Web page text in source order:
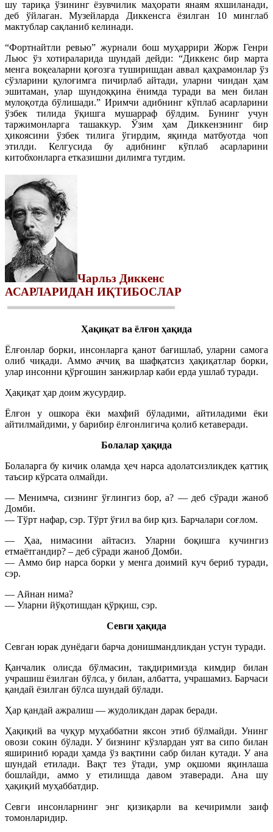
шу тариқа ўзининг ёзувчилик маҳорати янаям яхшиланади,
деб ўйлаган. Музейларда Диккенсга ёзилган 10 минглаб
мактублар сақланиб келинади.
“Фортнайтли ревью” журнали бош муҳаррири Жорж Генри
Льюс ўз хотираларида шундай дейди: “Диккенс бир марта
менга воқеаларни қоғозга туширишдан аввал қаҳрамонлар ўз
сўзларини қулоғимга пичирлаб айтади, уларни чиндан ҳам
эшитаман, улар шундоққина ёнимда туради ва мен билан
мулоқотда бўлишади.” Иримчи адибнинг кўплаб асарларини
ўзбек тилида ўқишга мушарраф бўлдим. Бунинг учун
таржимонларга ташаккур. Ўзим ҳам Диккензнинг бир
ҳикоясини ўзбек тилига ўгирдим, яқинда матбуотда чоп
этилди. Келгусида бу адибнинг кўплаб асарларини
китобхонларга етказишни дилимга тугдим.
Чарльз Диккенс
АСАРЛАРИДАН ИҚТИБОСЛАР
Ҳақиқат ва ёлғон ҳақида
Ёлғонлар борки, инсонларга қанот бағишлаб, уларни самога
олиб чиқади. Аммо аччиқ ва шафқатсиз ҳақиқатлар борки,
улар инсонни қўрғошин занжирлар каби ерда ушлаб туради.
Ҳақиқат ҳар доим жусурдир.
Ёлғон у ошкора ёки махфий бўладими, айтиладими ёки
айтилмайдими, у барибир ёлғонлигича қолиб кетаверади.
Болалар ҳақида
Болаларга бу кичик оламда ҳеч нарса адолатсизликдек қаттиқ
таъсир кўрсата олмайди.
— Менимча, сизнинг ўғлингиз бор, а? — деб сўради жаноб
Домби.
— Тўрт нафар, сэр. Тўрт ўғил ва бир қиз. Барчалари соғлом.
— Ҳаа, нимасини айтасиз. Уларни боқишга кучингиз
етмаётгандир? – деб сўради жаноб Домби.
— Аммо бир нарса борки у менга доимий куч бериб туради,
сэр.
— Айнан нима?
— Уларни йўқотишдан қўрқиш, сэр.
Севги ҳақида
Севган юрак дунёдаги барча донишмандликдан устун туради.
Қанчалик олисда бўлмасин, тақдиримизда кимдир билан
учрашиш ёзилган бўлса, у билан, албатта, учрашамиз. Барчаси
қандай ёзилган бўлса шундай бўлади.
Ҳар қандай ажралиш — жудоликдан дарак беради.
Ҳақиқий ва чуқур муҳаббатни яксон этиб бўлмайди. Унинг
овози сокин бўлади. У бизнинг кўзлардан уят ва сипо билан
яшириниб юради ҳамда ўз вақтини сабр билан кутади. У ана
шундай етилади. Вақт тез ўтади, умр оқшоми яқинлаша
бошлайди, аммо у етилишда давом этаверади. Ана шу
ҳақиқий муҳаббатдир.
Севги инсонларнинг энг қизиқарли ва кечиримли заиф
томонларидир.